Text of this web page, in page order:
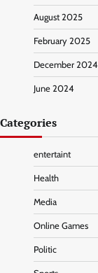
August 2025
February 2025
December 2024
June 2024
Categories
entertaint
Health
Media
Online Games
Politic